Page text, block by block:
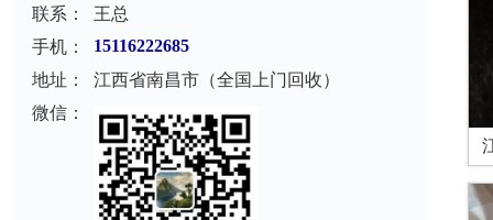
联系：
王总
手机：
15116222685
地址：
江西省南昌市（全国上门回收）
微信：